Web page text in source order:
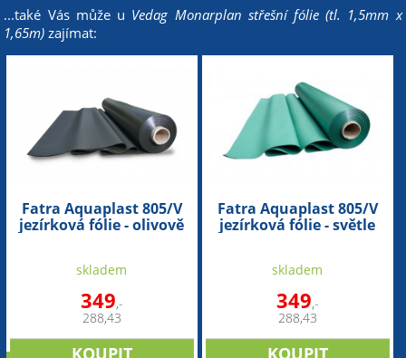
...také Vás může u Vedag Monarplan střešní fólie (tl. 1,5mm x
1,65m) zajímat:
Fatra Aquaplast 805/V
jezírková fólie - olivově
skladem
349,-
288,43
Fatra Aquaplast 805/V
jezírková fólie - světle
skladem
349,-
288,43